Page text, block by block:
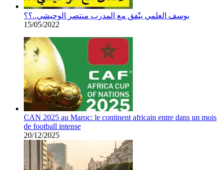
يوسف العلمي يتّفق مع المدرب منتصر الوحيشي..؟؟
15/05/2022
CAN 2025 au Maroc: le continent africain entre dans un mois
de football intense
20/12/2025